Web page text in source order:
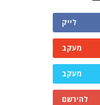
לייק
מעקב
מעקב
להירשם